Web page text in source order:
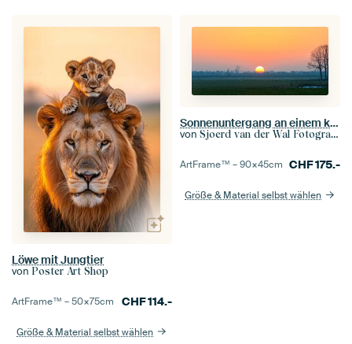
Löwe mit Jungtier
von Poster Art Shop
ArtFrame™ –50×75cm CHF114.-
Größe & Material selbst wählen
Sonnenuntergang an einem kalten Wintertag in der Region IJsseldelta
von Sjoerd van der Wal Fotografie
ArtFrame™ –90×45cm CHF175.-
Größe & Material selbst wählen